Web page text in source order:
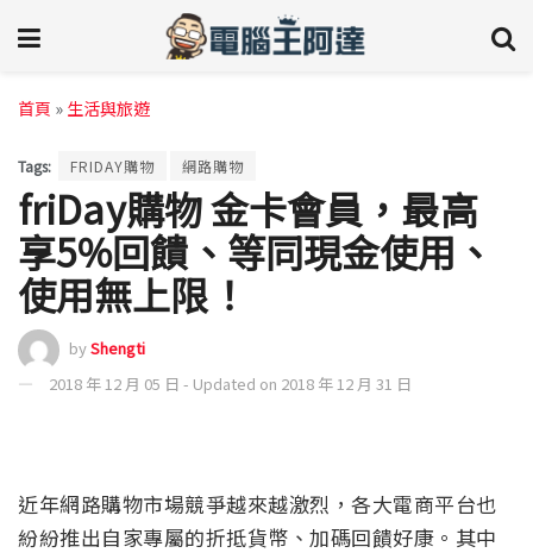
首頁 » 生活與旅遊
Tags: FRIDAY購物 網路購物
friDay購物 金卡會員，最高
享5%回饋、等同現金使用、
使用無上限！
byShengti
2018 年 12 月 05 日 - Updated on 2018 年 12 月 31 日
近年網路購物市場競爭越來越激烈，各大電商平台也
紛紛推出自家專屬的折抵貨幣、加碼回饋好康。其中